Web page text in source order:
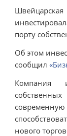
порту
Об этом
сообщил
Компания
нового